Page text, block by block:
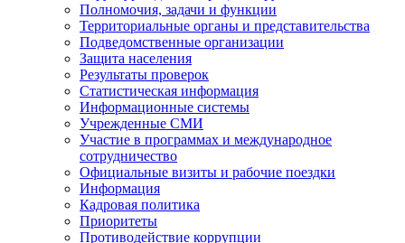
Полномочия, задачи и функции
Территориальные органы и представительства
Подведомственные организации
Защита населения
Результаты проверок
Статистическая информация
Информационные системы
Учрежденные СМИ
Участие в программах и международное
сотрудничество
Официальные визиты и рабочие поездки
Информация
Кадровая политика
Приоритеты
Противодействие коррупции